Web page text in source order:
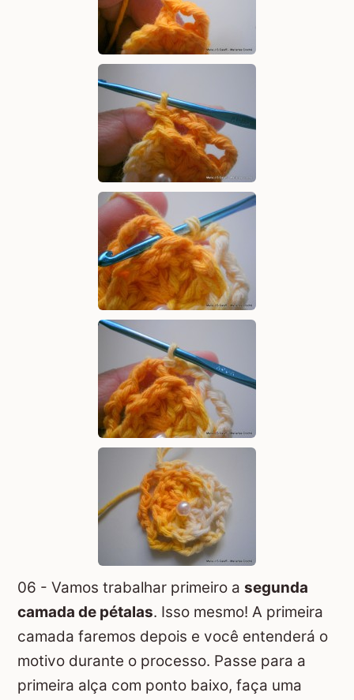
06 - Vamos trabalhar primeiro a segunda
camada de pétalas. Isso mesmo! A primeira
camada faremos depois e você entenderá o
motivo durante o processo. Passe para a
primeira alça com ponto baixo, faça uma